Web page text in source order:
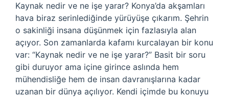
Kaynak nedir ve ne işe yarar? Konya’da akşamları
hava biraz serinlediğinde yürüyüşe çıkarım. Şehrin
o sakinliği insana düşünmek için fazlasıyla alan
açıyor. Son zamanlarda kafamı kurcalayan bir konu
var: “Kaynak nedir ve ne işe yarar?” Basit bir soru
gibi duruyor ama içine girince aslında hem
mühendisliğe hem de insan davranışlarına kadar
uzanan bir dünya açılıyor. Kendi içimde bu konuyu